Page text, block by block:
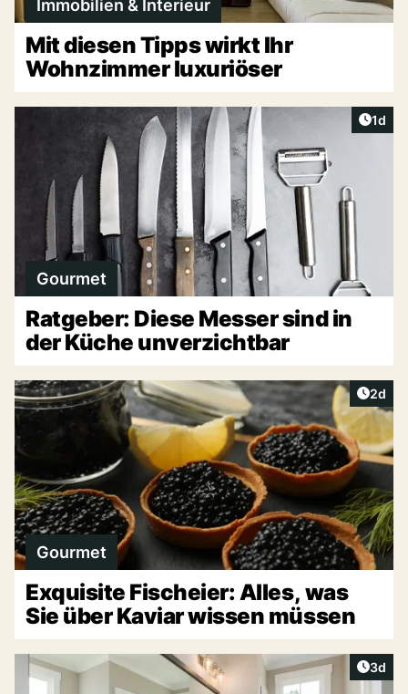
Immobilien & Interieur
Mit diesen Tipps wirkt Ihr
Wohnzimmer luxuriöser
1d
Gourmet
Ratgeber: Diese Messer sind in
der Küche unverzichtbar
2d
Gourmet
Exquisite Fischeier: Alles, was
Sie über Kaviar wissen müssen
3d